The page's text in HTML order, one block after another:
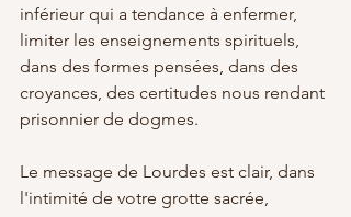
inférieur qui a tendance à enfermer,
limiter les enseignements spirituels,
dans des formes pensées, dans des
croyances, des certitudes nous rendant
prisonnier de dogmes.
Le message de Lourdes est clair, dans
l'intimité de votre grotte sacrée,